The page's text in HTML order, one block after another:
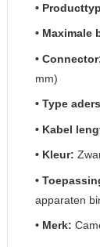
•
• Maximale
•
mm)
• Type
• Kabel
• Kleur:
•
apparaten
• Merk: